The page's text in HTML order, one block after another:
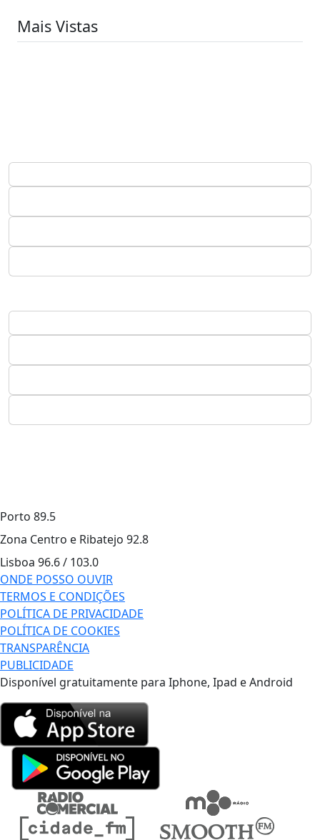
Mais Vistas
Porto 89.5
Zona Centro e Ribatejo 92.8
Lisboa 96.6 / 103.0
ONDE POSSO OUVIR
TERMOS E CONDIÇÕES
POLÍTICA DE PRIVACIDADE
POLÍTICA DE COOKIES
TRANSPARÊNCIA
PUBLICIDADE
Disponível gratuitamente para Iphone, Ipad e Android